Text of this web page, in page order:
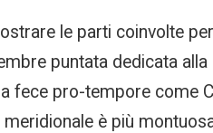
le parti coinvolte
puntata dedicata
fece pro-tempore come
è più